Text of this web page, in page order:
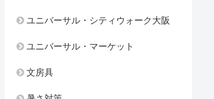
ユニバーサル・シティウォーク大阪
ユニバーサル・マーケット
文房具